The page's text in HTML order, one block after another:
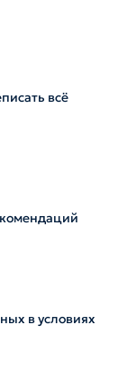
всё
в условиях